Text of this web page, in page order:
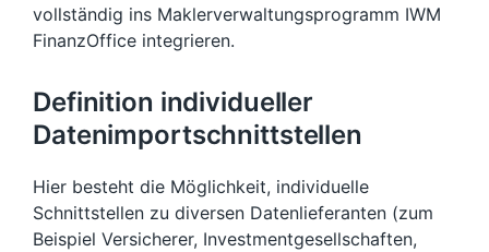
vollständig ins Maklerverwaltungsprogramm IWM
FinanzOffice integrieren.
Definition individueller
Datenimportschnittstellen
Hier besteht die Möglichkeit, individuelle
Schnittstellen zu diversen Datenlieferanten (zum
Beispiel Versicherer, Investmentgesellschaften,